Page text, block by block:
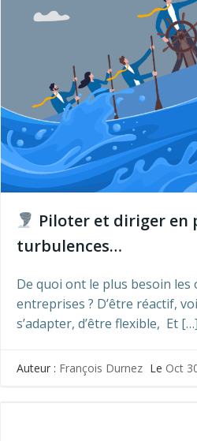
Piloter et diriger en
turbulences…
De quoi ont le plus besoin
entreprises ? D’être réactif,
s’adapter, d’être flexible, Et […]
Auteur : François Durnez Le Oct